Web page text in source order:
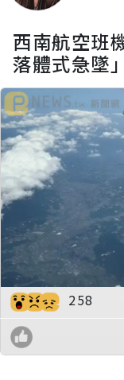
西南航空班
落體式急墜
258